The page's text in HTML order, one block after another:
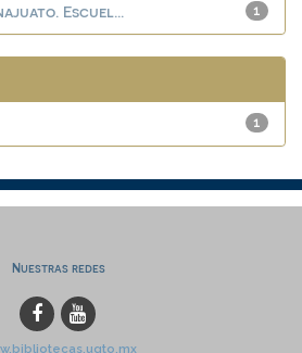
1
Escuel...
1
Nuestras redes